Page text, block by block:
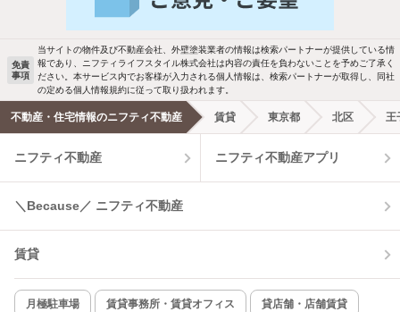
免責
事項
当サイトの物件及び不動産会社、外壁塗装業者の情報は検索パートナーが提供している情
報であり、ニフティライフスタイル株式会社は内容の責任を負わないことを予めご了承く
ださい。本サービス内でお客様が入力される個人情報は、検索パートナーが取得し、同社
の定める個人情報規約に従って取り扱われます。
不動産・住宅情報のニフティ不動産 賃貸 東京都 北区 王
ニフティ不動産 ニフティ不動産アプリ
＼Because／ ニフティ不動産
賃貸
月極駐車場 賃貸事務所・賃貸オフィス 貸店舗・店舗賃貸